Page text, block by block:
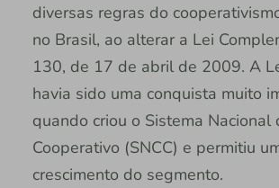
diversas regras do
no Brasil, ao alterar a Lei
130, de 17 de abril de 2009. A
havia sido uma conquista muito
quando criou o Sistema Nacional
Cooperativo (SNCC) e permitiu
crescimento do segmento.